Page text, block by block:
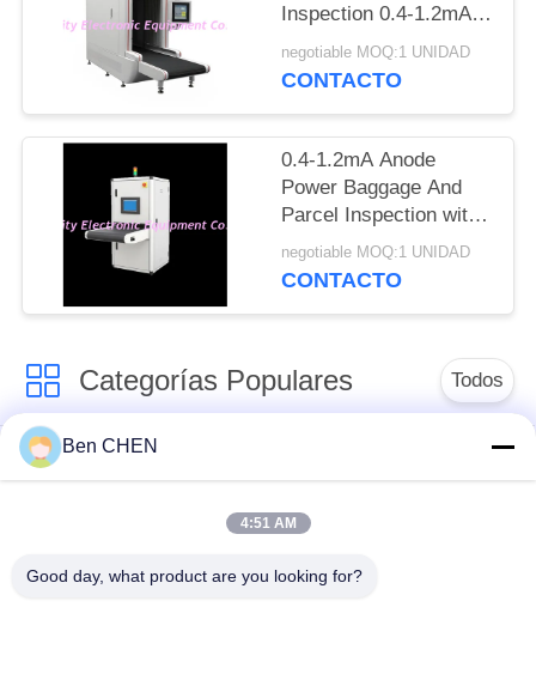
Inspection 0.4-1.2mA
Anode Power and
50/60Hz Power Supply
negotiable MOQ:1 UNIDAD
CONTACTO
0.4-1.2mA Anode
Power Baggage And
Parcel Inspection with
Multi-language
Software Interface and
negotiable MOQ:1 UNIDAD
CONTACTO
Categorías Populares Todos
Escáner de rayos x
de equipaje
de la parcela
Caminar a través del
vigilancia de
Ben CHEN
4:51 AM
Good day, what product are you looking for?